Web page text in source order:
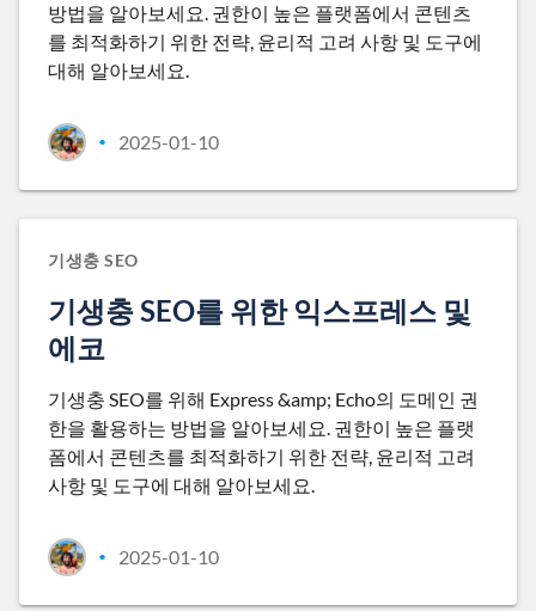
방법을 알아보세요. 권한이 높은 플랫폼에서 콘텐츠
를 최적화하기 위한 전략, 윤리적 고려 사항 및 도구에
대해 알아보세요.
• 2025-01-10
기생충 SEO
기생충 SEO를 위한 익스프레스 및
에코
기생충 SEO를 위해 Express &amp; Echo의 도메인 권
한을 활용하는 방법을 알아보세요. 권한이 높은 플랫
폼에서 콘텐츠를 최적화하기 위한 전략, 윤리적 고려
사항 및 도구에 대해 알아보세요.
• 2025-01-10